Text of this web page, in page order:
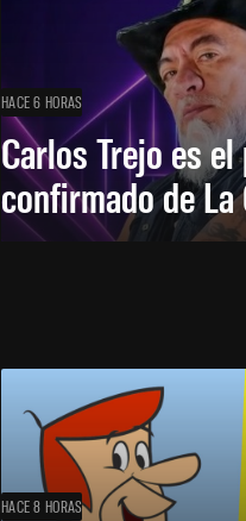
HACE 6 HORAS
Carlos Trejo es
confirmado de
HACE 8 HORAS